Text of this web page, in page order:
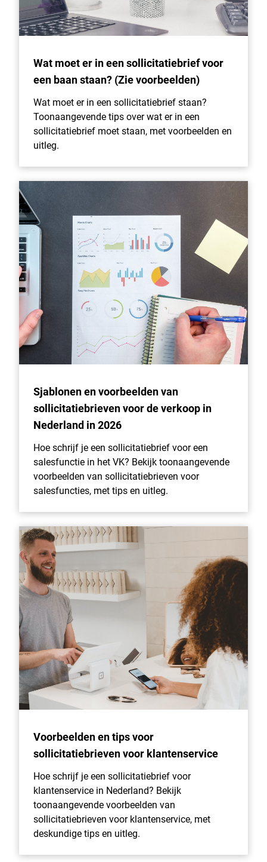
Wat moet er in een sollicitatiebrief voor
een baan staan? (Zie voorbeelden)
Wat moet er in een sollicitatiebrief staan?
Toonaangevende tips over wat er in een
sollicitatiebrief moet staan, met voorbeelden en
uitleg.
Sjablonen en voorbeelden van
sollicitatiebrieven voor de verkoop in
Nederland in 2026
Hoe schrijf je een sollicitatiebrief voor een
salesfunctie in het VK? Bekijk toonaangevende
voorbeelden van sollicitatiebrieven voor
salesfuncties, met tips en uitleg.
Voorbeelden en tips voor
sollicitatiebrieven voor klantenservice
Hoe schrijf je een sollicitatiebrief voor
klantenservice in Nederland? Bekijk
toonaangevende voorbeelden van
sollicitatiebrieven voor klantenservice, met
deskundige tips en uitleg.